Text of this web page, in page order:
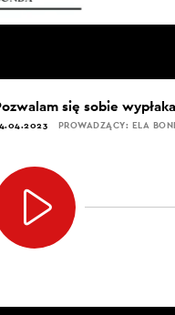
się sobie
PROWADZĄCY: ELA